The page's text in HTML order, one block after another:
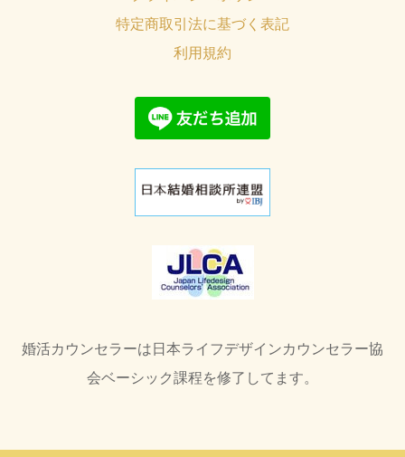
特定商取引法に基づく表記
利用規約
婚活カウンセラーは日本ライフデザインカウンセラー協
会ベーシック課程を修了してます。